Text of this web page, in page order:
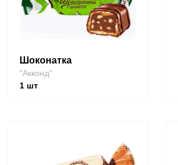
Шоконатка
"Акконд"
1 шт